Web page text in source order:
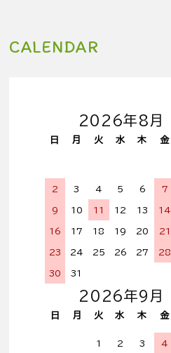
CALENDAR
2026年8月
日 月 火 水 木 金
2 3 4 5 6 7
9 10 11 12 13 14
16 17 18 19 20 21
23 24 25 26 27 28
30 31
2026年9月
日 月 火 水 木 金
1 2 3 4